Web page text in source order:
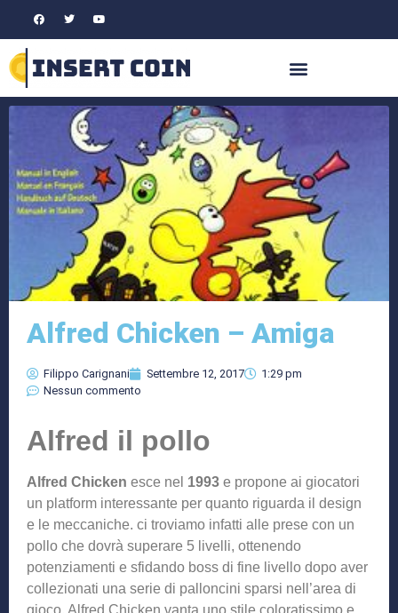
Alfred Chicken – Amiga
Filippo Carignani Settembre 12, 2017
1:29 pm
Nessun commento
Alfred il pollo
Alfred Chicken esce nel 1993 e propone ai giocatori
un platform interessante per quanto riguarda il design
e le meccaniche. ci troviamo infatti alle prese con un
pollo che dovrà superare 5 livelli, ottenendo
potenziamenti e sfidando boss di fine livello dopo aver
collezionati una serie di palloncini sparsi nell’area di